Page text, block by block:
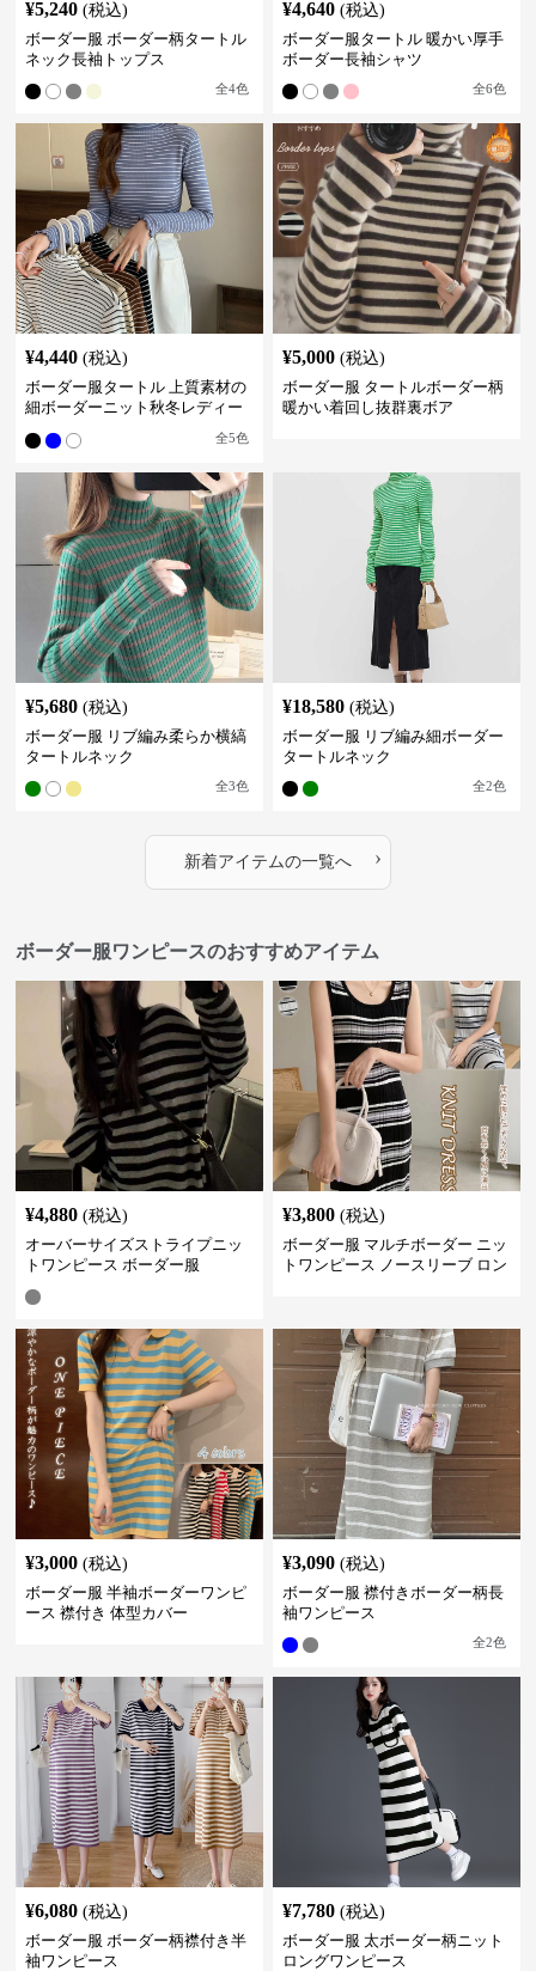
¥5,240 (税込)
ボーダー服 ボーダー柄タートル
ネック長袖トップス
全4色
¥4,640 (税込)
ボーダー服タートル 暖かい厚手
ボーダー長袖シャツ
全6色
¥4,440 (税込)
ボーダー服タートル 上質素材の
細ボーダーニット秋冬レディー
全5色
¥5,000 (税込)
ボーダー服 タートルボーダー柄
暖かい着回し抜群裏ボア
¥5,680 (税込)
ボーダー服 リブ編み柔らか横縞
タートルネック
全3色
¥18,580 (税込)
ボーダー服 リブ編み細ボーダー
タートルネック
全2色
新着アイテムの一覧へ ›
ボーダー服ワンピースのおすすめアイテム
¥4,880 (税込)
オーバーサイズストライプニッ
トワンピース ボーダー服
¥3,800 (税込)
ボーダー服 マルチボーダー ニッ
トワンピース ノースリーブ ロン
¥3,000 (税込)
ボーダー服 半袖ボーダーワンピ
ース 襟付き 体型カバー
¥3,090 (税込)
ボーダー服 襟付きボーダー柄長
袖ワンピース
全2色
¥6,080 (税込)
ボーダー服 ボーダー柄襟付き半
袖ワンピース
¥7,780 (税込)
ボーダー服 太ボーダー柄ニット
ロングワンピース